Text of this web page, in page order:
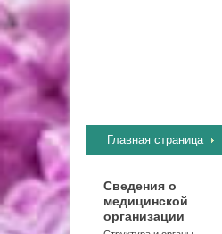
Главная страница
Сведения о
медицинской
организации